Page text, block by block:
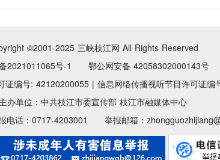
©2001-2025 三峡枝江网 All Rights Reserved
2021011065号-1 鄂公网安备 42058302000143号
证编号: 42120200055 | 信息网络传播视听节目许可证编
主办单位：中共枝江市委宣传部 枝江市融媒体中心
电话：0717-4203001 举报邮箱：